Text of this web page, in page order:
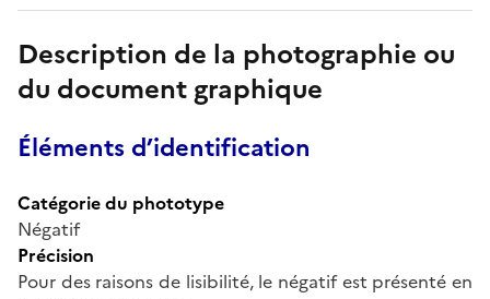
Description de la photographie ou
du document graphique
Éléments d’identification
Catégorie du phototype
Négatif
Précision
Pour des raisons de lisibilité, le négatif est présenté en